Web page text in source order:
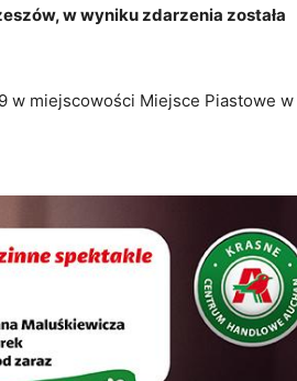
w wyniku zdarzenia została
w miejscowości Miejsce Piastowe w